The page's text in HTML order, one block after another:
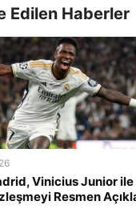
Edilen Haberler
Vinicius Junior ile
Resmen